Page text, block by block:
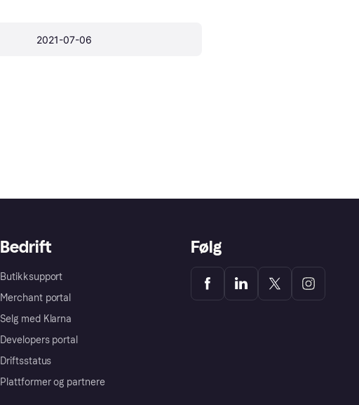
2021-07-06
Bedrift
Butikksupport
Merchant portal
Selg med Klarna
Developers portal
Driftsstatus
Plattformer og partnere
Følg